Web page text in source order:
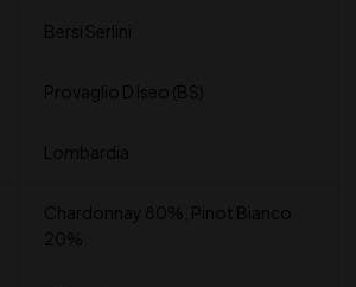
Bersi Serlini
Provaglio D Iseo (BS)
Lombardia
Chardonnay 80%, Pinot Bianco
20%